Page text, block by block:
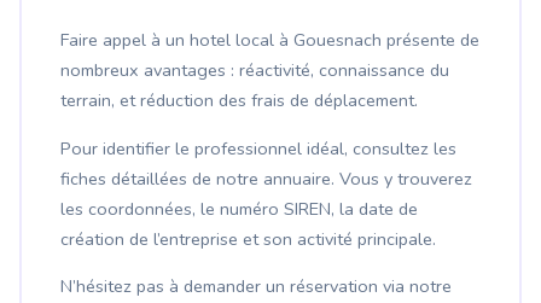
Faire appel à un hotel local à Gouesnach présente de
nombreux avantages : réactivité, connaissance du
terrain, et réduction des frais de déplacement.
Pour identifier le professionnel idéal, consultez les
fiches détaillées de notre annuaire. Vous y trouverez
les coordonnées, le numéro SIREN, la date de
création de l’entreprise et son activité principale.
N’hésitez pas à demander un réservation via notre